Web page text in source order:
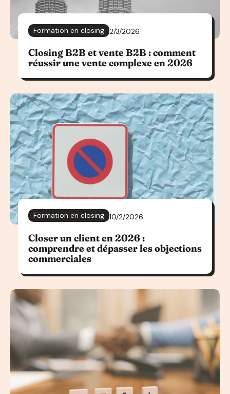
Formation en closing 2/3/2026
Closing B2B et vente B2B : comment
réussir une vente complexe en 2026
Formation en closing 10/2/2026
Closer un client en 2026 :
comprendre et dépasser les objections
commerciales